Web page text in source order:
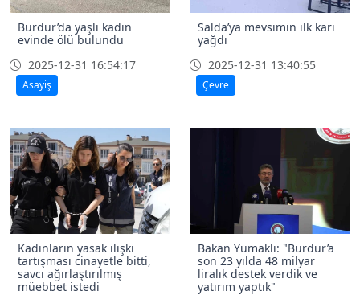
Burdur’da yaşlı kadın
evinde ölü bulundu
2025-12-31 16:54:17
Asayiş
Salda’ya mevsimin ilk karı
yağdı
2025-12-31 13:40:55
Çevre
Kadınların yasak ilişki
tartışması cinayetle bitti,
savcı ağırlaştırılmış
müebbet istedi
Bakan Yumaklı: "Burdur’a
son 23 yılda 48 milyar
liralık destek verdik ve
yatırım yaptık"